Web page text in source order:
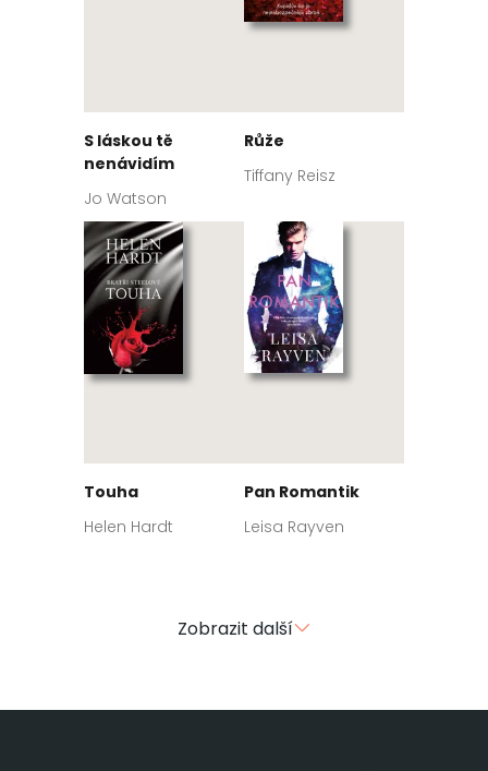
S láskou tě
nenávidím
Jo Watson
Růže
Tiffany Reisz
Touha
Helen Hardt
Pan Romantik
Leisa Rayven
Zobrazit další